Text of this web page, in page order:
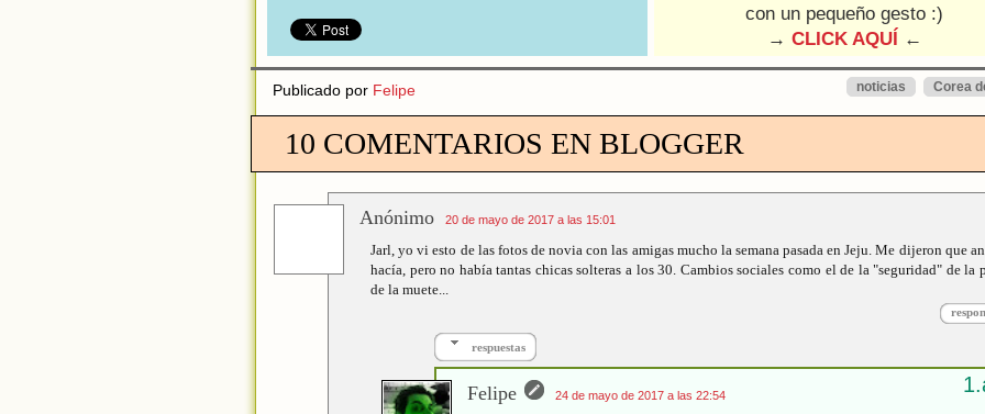
con un pequeño gesto :)
→ CLICK AQUÍ ←
Publicado por Felipe Corea
noticias
10 COMENTARIOS EN BLOGGER
Anónimo 20 de mayo de 2017 a las 15:01
Jarl, yo vi esto de las fotos de novia con las amigas mucho la semana pasada en Jeju. Me dijeron que
hacía, pero no había tantas chicas solteras a los 30. Cambios sociales como el de la "seguridad" de la
de la muete...
respuestas
Felipe 24 de mayo de 2017 a las 22:54